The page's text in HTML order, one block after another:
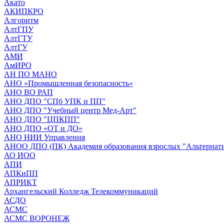
Акато
АКИПКРО
Алгоритм
АлтГПУ
АлтГТУ
АлтГУ
АМИ
АмИРО
АН ПО МАНО
АНО «Промышленная безопасность»
АНО ВО РАП
АНО ДПО "СПб УПК и ПП"
АНО ДПО "Учебный центр Мед-Арт"
АНО ДПО "ЦПКПП"
АНО ДПО «ОТ и ДО»
АНО НИИ Управления
АНОО ДПО (ПК) Академия образования взрослых
АО ИОО
АПИ
АПКиПП
АПРИКТ
Архангельский Колледж Телекоммуникаций
АСДО
АСМС
АСМС ВОРОНЕЖ